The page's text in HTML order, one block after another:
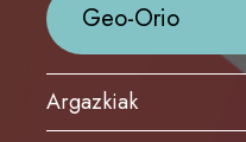
Geo-Orio
Argazkiak